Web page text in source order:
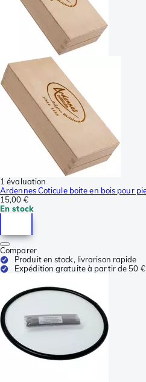
1 évaluation
Ardennes Coticule boite en bois pour
15,00 €
En stock
Comparer
Produit en stock, livrarison rapide
Expédition gratuite à partir de 50 €